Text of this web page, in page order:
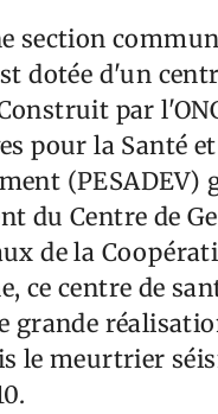
section
dotée d'un
par
pour la Santé
(PESADEV)
du Centre de
de la
ce centre de
grande
le meurtrier